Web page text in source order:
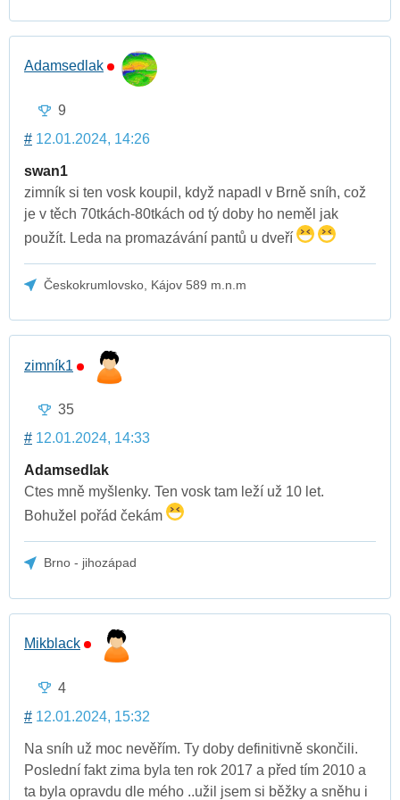
Adamsedlak
9
# 12.01.2024, 14:26
swan1
zimník si ten vosk koupil, když napadl v Brně sníh, což
je v těch 70tkách-80tkách od tý doby ho neměl jak
použít. Leda na promazávání pantů u dveří
Českokrumlovsko, Kájov 589 m.n.m
zimník1
35
# 12.01.2024, 14:33
Adamsedlak
Ctes mně myšlenky. Ten vosk tam leží už 10 let.
Bohužel pořád čekám
Brno - jihozápad
Mikblack
4
# 12.01.2024, 15:32
Na sníh už moc nevěřím. Ty doby definitivně skončili.
Poslední fakt zima byla ten rok 2017 a před tím 2010 a
ta byla opravdu dle mého ..užil jsem si běžky a sněhu i